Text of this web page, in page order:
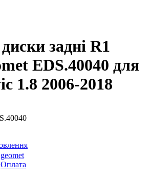
задні R1
EDS.40040 для
1.8 2006-2018
Оплата